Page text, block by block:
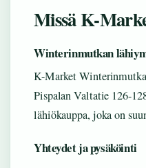
Missä K-
Winterinmutkan
K-Market Winterinmutka
Pispalan Valtatie 126-
lähiökauppa, joka on
Yhteydet ja pysäköinti